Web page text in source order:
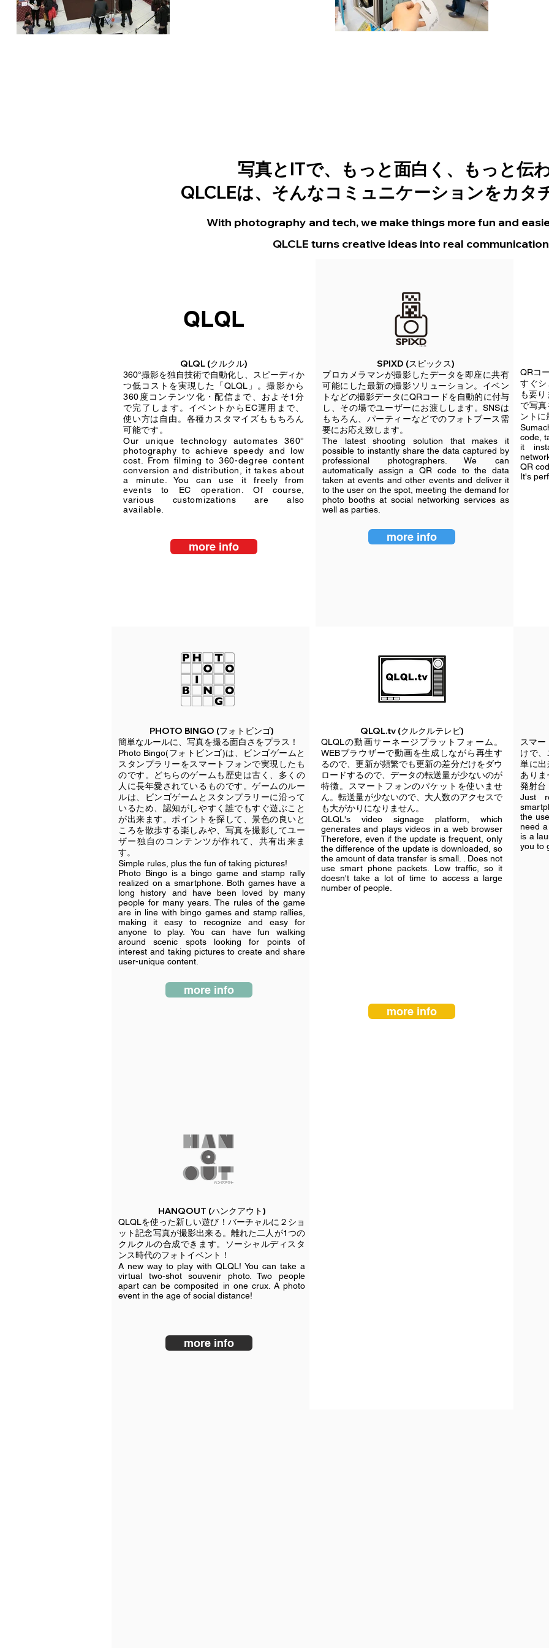
写真とITで、もっと面白く、もっと伝
QLCLEは、そんなコミュニケーションをカタ
With photography and tech, we make things more fun and
QLCLE turns creative ideas into real
QLQL
QLQL (クルクル)
360°撮影を独自技術で自動化し、スピーディか
つ低コストを実現した「QLQL」。撮影から
360度コンテンツ化・配信まで、およそ1分
で完了します。 イベントからEC運用まで、
使い方は自由。各種カスタマイズももちろん
可能です。​
Our unique technology automates 360°
photography to achieve speedy and low
cost. From filming to 360-degree content
conversion and distribution, it takes about
a minute. You can use it freely from
events to EC operation. Of course,
various customizations are also
available.
more info
​SPIXD (スピックス)
プロカメラマンが撮影したデータを即座に共有
可能にした最新の撮影ソリューション。 イベン
トなどの撮影データにQRコードを自動的に付与
し、 その場でユーザーにお渡しします。SNSは
もちろん、パーティーなどでのフォトブース需
要にお応え致します。​
The latest shooting solution that makes it
possible to instantly share the data captured by
professional photographers. We can
automatically assign a QR code to the data
taken at events and other events and deliver it
to the user on the spot, meeting the demand for
photo booths at social networking services as
well as parties.
more info
QRコ
すぐシ
も要
で写
ントに
code,
it
QR
It's
PHOTO BINGO (フォトビンゴ)
簡単なルールに、写真を撮る面白さをプラス！
Photo Bingo(フォトビンゴ)は、ビンゴゲームと
スタンプラリーをスマートフォンで実現したも
のです。どちらのゲームも歴史は古く、多くの
人に長年愛されているものです。ゲームのルー
ルは、ビンゴゲームとスタンプラリーに沿って
いるため、認知がしやすく誰でもすぐ遊ぶこと
が出来ます。ポイントを探して、景色の良いと
ころを散歩する楽しみや、写真を撮影してユー
ザー独自のコンテンツが作れて、共有出来ま
す。
Simple rules, plus the fun of taking pictures!
Photo Bingo is a bingo game and stamp rally
realized on a smartphone. Both games have a
long history and have been loved by many
people for many years. The rules of the game
are in line with bingo games and stamp rallies,
making it easy to recognize and easy for
anyone to play. You can have fun walking
around scenic spots looking for points of
interest and taking pictures to create and share
user-unique content.
more info
QLQL.tv (クルクルテレビ)
QLQLの動画サーネージプラットフォーム。
WEBブラウザーで動画を生成しながら再生す
るので、更新が頻繁でも更新の差分だけをダウ
ロードするので、データの転送量が少ないのが
特徴。スマートフォンのパケットを使いませ
ん。​転送量が少ないので、大人数のアクセスで
も大がかりになりません。
QLQL's video signage platform, which
generates and plays videos in a web browser
Therefore, even if the update is frequent, only
the difference of the update is downloaded, so
the amount of data transfer is small. . Does not
use smart phone packets. Low traffic, so it
doesn't take a lot of time to access a large
number of people.
more info
スマ
けで
単に出
あり
発射台
Just
the
need
is a
you to
​HANQOUT (ハンクアウト)
QLQLを使った新しい遊び！バーチャルに２ショ
ット記念写真が撮影出来る。離れた二人が1つの
クルクルの合成できます。ソーシャルディスタ
ンス時代のフォトイベント！
A new way to play with QLQL! You can take a
virtual two-shot souvenir photo. Two people
apart can be composited in one crux. A photo
event in the age of social distance!
more info